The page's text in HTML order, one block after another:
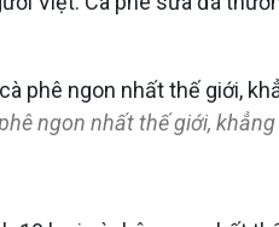
ngon nhất thế giới,